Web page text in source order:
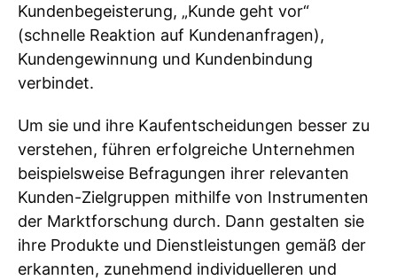
Kundenbegeisterung, „Kunde geht vor“
(schnelle Reaktion auf Kundenanfragen),
Kundengewinnung und Kundenbindung
verbindet.
Um sie und ihre Kaufentscheidungen besser zu
verstehen, führen erfolgreiche Unternehmen
beispielsweise Befragungen ihrer relevanten
Kunden-Zielgruppen mithilfe von Instrumenten
der Marktforschung durch. Dann gestalten sie
ihre Produkte und Dienstleistungen gemäß der
erkannten, zunehmend individuelleren und